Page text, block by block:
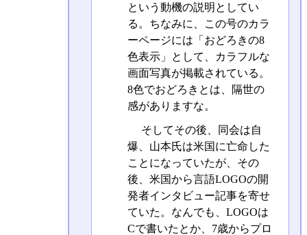
という動機の説明としてい
る。ちなみに、この号のカラ
ーページには「おどろきの8
色表示」として、カラフルな
画面写真が掲載されている。
8色でおどろきとは、隔世の
感がありますな。
そしてその後、同会は自
爆、山本氏は米国に亡命した
ことになっていたが、その
後、米国から言語LOGOの開
発者インタビュー記事を寄せ
ていた。なんでも、LOGOは
Cで書いたとか、7歳からプロ